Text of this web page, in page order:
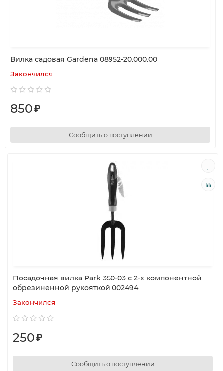
Вилка садовая Gardena 08952-20.000.00
Закончился
850₽
Сообщить о поступлении
Посадочная вилка Park 350-03 с 2-х компонентной
обрезиненной рукояткой 002494
Закончился
250₽
Сообщить о поступлении